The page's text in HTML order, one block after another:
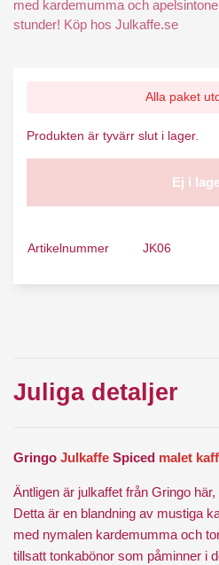
med kardemumma och
stunder! Köp hos Julkaffe.se
Alla paket
Produkten är tyvärr slut i lager.
Ej i
Artikelnummer JK06
Juliga detaljer
Gringo Julkaffe Spiced malet
Äntligen är julkaffet från Gringo
Detta är en blandning av mustiga
med nymalen kardemumma och
tillsatt tonkabönor som påminner i